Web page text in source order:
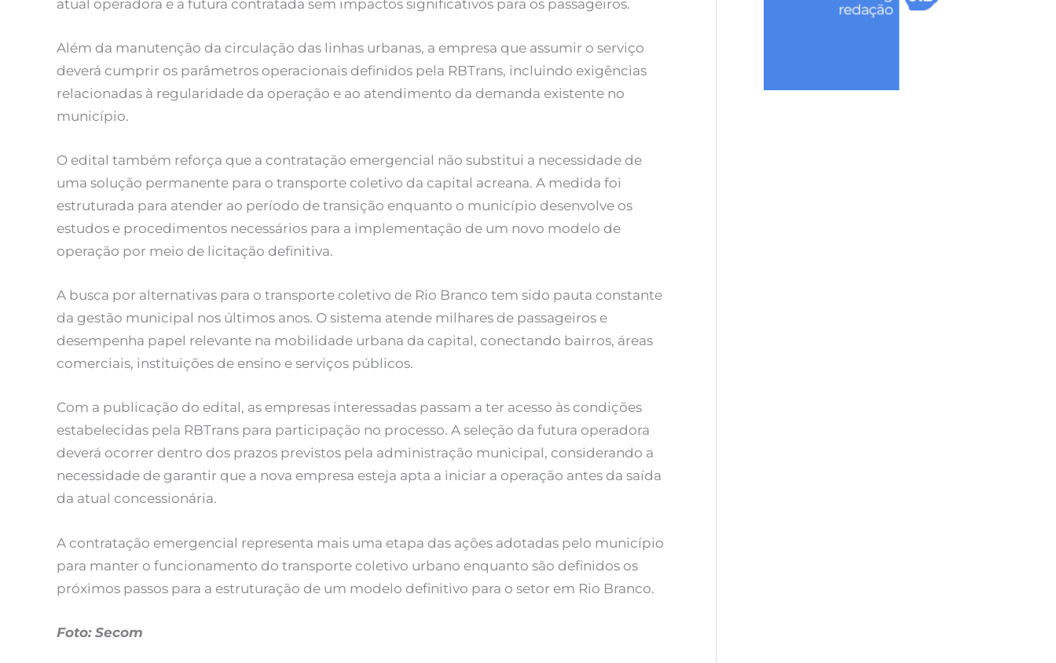
atual operadora e a futura contratada sem impactos significativos para os passageiros.
Além da manutenção da circulação das linhas urbanas, a empresa que assumir o serviço
deverá cumprir os parâmetros operacionais definidos pela RBTrans, incluindo exigências
relacionadas à regularidade da operação e ao atendimento da demanda existente no
município.
O edital também reforça que a contratação emergencial não substitui a necessidade de
uma solução permanente para o transporte coletivo da capital acreana. A medida foi
estruturada para atender ao período de transição enquanto o município desenvolve os
estudos e procedimentos necessários para a implementação de um novo modelo de
operação por meio de licitação definitiva.
A busca por alternativas para o transporte coletivo de Rio Branco tem sido pauta constante
da gestão municipal nos últimos anos. O sistema atende milhares de passageiros e
desempenha papel relevante na mobilidade urbana da capital, conectando bairros, áreas
comerciais, instituições de ensino e serviços públicos.
Com a publicação do edital, as empresas interessadas passam a ter acesso às condições
estabelecidas pela RBTrans para participação no processo. A seleção da futura operadora
deverá ocorrer dentro dos prazos previstos pela administração municipal, considerando a
necessidade de garantir que a nova empresa esteja apta a iniciar a operação antes da saída
da atual concessionária.
A contratação emergencial representa mais uma etapa das ações adotadas pelo município
para manter o funcionamento do transporte coletivo urbano enquanto são definidos os
próximos passos para a estruturação de um modelo definitivo para o setor em Rio Branco.
Foto: Secom